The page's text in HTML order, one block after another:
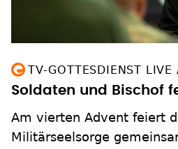
TV-GOTTESDIENST LIVE
Soldaten und Bischof
Am vierten Advent feiert
Militärseelsorge